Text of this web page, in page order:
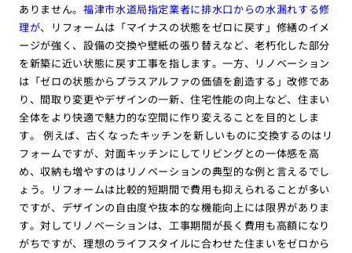
ありません。 福津市水道局指定業者に排水口からの水漏れする修
理が、リフォームは「マイナスの状態をゼロに戻す」修繕のイメ
ージが強く、設備の交換や壁紙の張り替えなど、老朽化した部分
を新築に近い状態に戻す工事を指します。一方、リノベーション
は「ゼロの状態からプラスアルファの価値を創造する」改修であ
り、間取り変更やデザインの一新、住宅性能の向上など、住まい
全体をより快適で魅力的な空間に作り変えることを目的としま
す。 例えば、古くなったキッチンを新しいものに交換するのはリ
フォームですが、対面キッチンにしてリビングとの一体感を高
め、収納も増やすのはリノベーションの典型的な例と言えるでし
ょう。リフォームは比較的短期間で費用も抑えられることが多い
ですが、デザインの自由度や抜本的な機能向上には限界がありま
す。対してリノベーションは、工事期間が長く費用も高額になり
がちですが、理想のライフスタイルに合わせた住まいをゼロから